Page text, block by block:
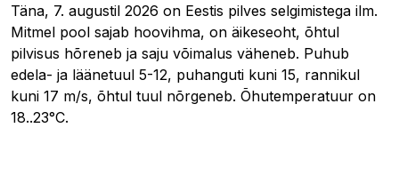
Täna, 7. augustil 2026 on Eestis pilves selgimistega ilm.
Mitmel pool sajab hoovihma, on äikeseoht, õhtul
pilvisus hõreneb ja saju võimalus väheneb. Puhub
edela- ja läänetuul 5-12, puhanguti kuni 15, rannikul
kuni 17 m/s, õhtul tuul nõrgeneb. Õhutemperatuur on
18..23°C.